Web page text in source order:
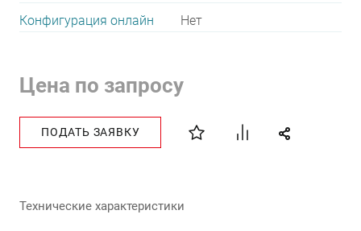
Конфигурация онлайн
Нет
Цена по запросу
ПОДАТЬ ЗАЯВКУ
Технические характеристики